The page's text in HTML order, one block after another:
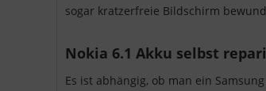
sogar kratzerfreie Bildschirm
Nokia 6.1 Akku selbst
Es ist abhängig, ob man ein